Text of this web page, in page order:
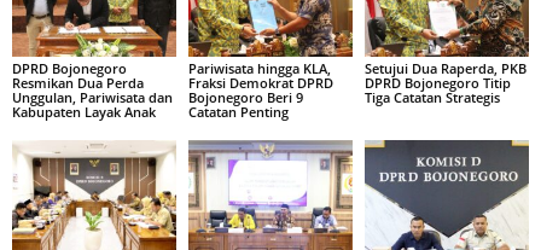
DPRD Bojonegoro
Resmikan Dua Perda
Unggulan, Pariwisata dan
Kabupaten Layak Anak
Pariwisata hingga KLA,
Fraksi Demokrat DPRD
Bojonegoro Beri 9
Catatan Penting
Setujui Dua Raperda, PKB
DPRD Bojonegoro Titip
Tiga Catatan Strategis